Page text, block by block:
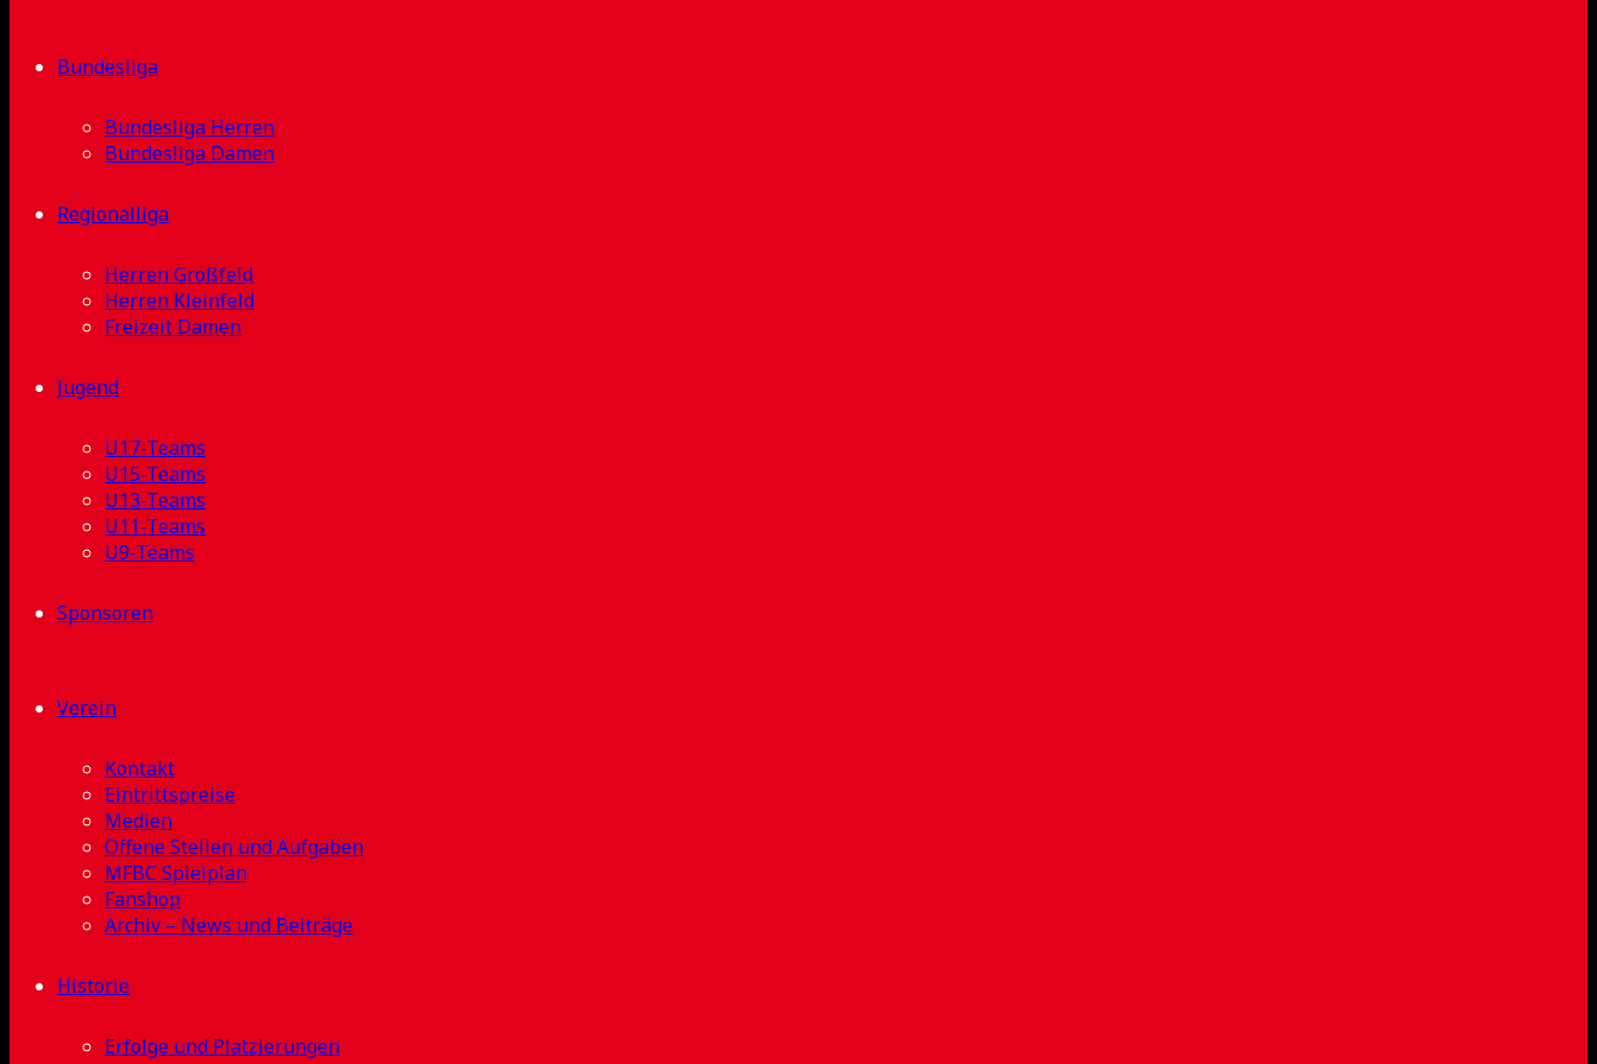
Bundesliga
Bundesliga Herren
Bundesliga Damen
Regionalliga
Herren Großfeld
Herren Kleinfeld
Freizeit Damen
Jugend
U17-Teams
U15-Teams
U13-Teams
U11-Teams
U9-Teams
Sponsoren
Verein
Kontakt
Eintrittspreise
Medien
Offene Stellen und Aufgaben
MFBC Spielplan
Fanshop
Archiv – News und Beiträge
Historie
Erfolge und Platzierungen